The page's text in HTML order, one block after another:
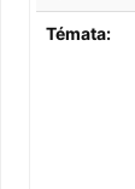
Témata: